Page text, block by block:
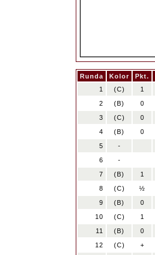
Runda Kolor Pkt.
1
(C) 1
2
(B) 0
3
(C) 0
4
(B) 0
5
-
6
-
7
(B) 1
8
(C) ½
9
(B) 0
10
(C) 1
11
(B) 0
12
(C) +